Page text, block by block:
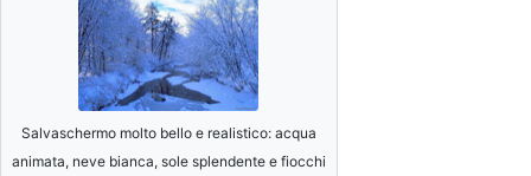
Salvaschermo molto bello e realistico: acqua
animata, neve bianca, sole splendente e fiocchi